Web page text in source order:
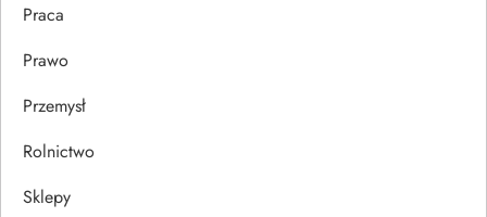
Praca
Prawo
Przemysł
Rolnictwo
Sklepy